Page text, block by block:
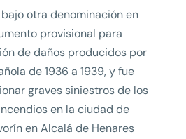
otra denominación en
provisional para
de daños producidos por
de 1936 a 1939, y fue
graves siniestros de los
en la ciudad de
en Alcalá de Henares